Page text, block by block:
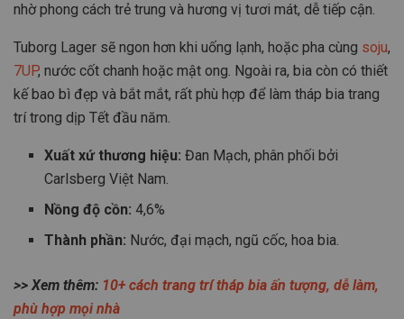
nhờ phong cách trẻ trung và hương vị tươi mát, dễ tiếp cận.
Tuborg Lager sẽ ngon hơn khi uống lạnh, hoặc pha cùng soju,
7UP, nước cốt chanh hoặc mật ong. Ngoài ra, bia còn có thiết
kế bao bì đẹp và bắt mắt, rất phù hợp để làm tháp bia trang
trí trong dịp Tết đầu năm.
Xuất xứ thương hiệu:Đan Mạch, phân phối bởi
Carlsberg Việt Nam.
Nồng độ cồn:4,6%
Thành phần: Nước, đại mạch, ngũ cốc, hoa bia.
>> Xem thêm: 10+ cách trang trí tháp bia ấn tượng, dễ làm,
phù hợp mọi nhà